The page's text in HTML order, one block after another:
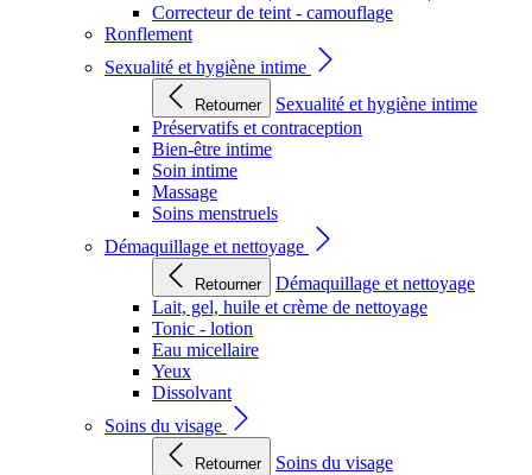
Correcteur de teint - camouflage
Ronflement
Sexualité et hygiène intime
Retourner
Sexualité et hygiène intime
Préservatifs et contraception
Bien-être intime
Soin intime
Massage
Soins menstruels
Démaquillage et nettoyage
Retourner
Démaquillage et nettoyage
Lait, gel, huile et crème de nettoyage
Tonic - lotion
Eau micellaire
Yeux
Dissolvant
Soins du visage
Retourner
Soins du visage